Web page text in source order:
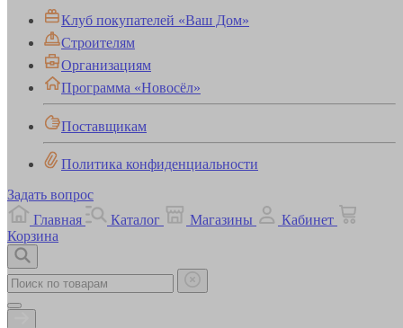
Клуб покупателей «Ваш Дом»
Строителям
Организациям
Программа «Новосёл»
Поставщикам
Политика конфиденциальности
Задать вопрос
Главная
Каталог Магазины
Кабинет
Корзина